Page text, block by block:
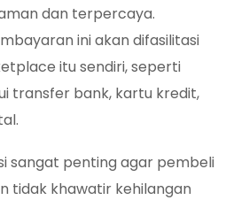
dan terpercaya.
ini akan difasilitasi
itu sendiri, seperti
transfer bank, kartu kredit,
sangat penting agar pembeli
tidak khawatir kehilangan